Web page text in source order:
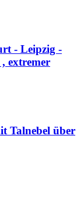
- Leipzig -
extremer
Talnebel über